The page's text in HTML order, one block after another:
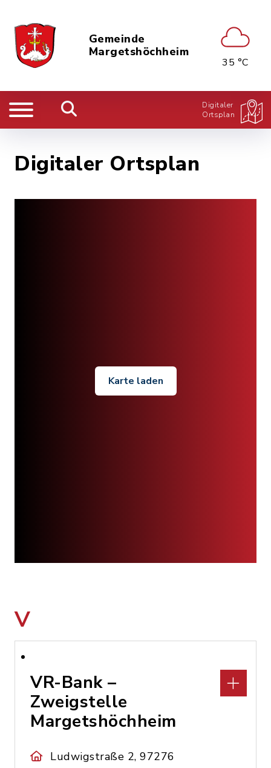
Gemeinde
Margetshöchheim
35 °C
Digitaler
Ortsplan
Digitaler Ortsplan
Karte laden
V
VR-Bank –
Zweigstelle
Margetshöchheim
Ludwigstraße 2, 97276